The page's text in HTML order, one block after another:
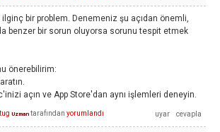
bir problem. Denemeniz şu açıdan önemli,
benzer bir sorun oluyorsa sorunu tespit etmek
önerebilirim:
açın ve App Store'dan aynı işlemleri deneyin.
Uzman tarafından yorumlandı